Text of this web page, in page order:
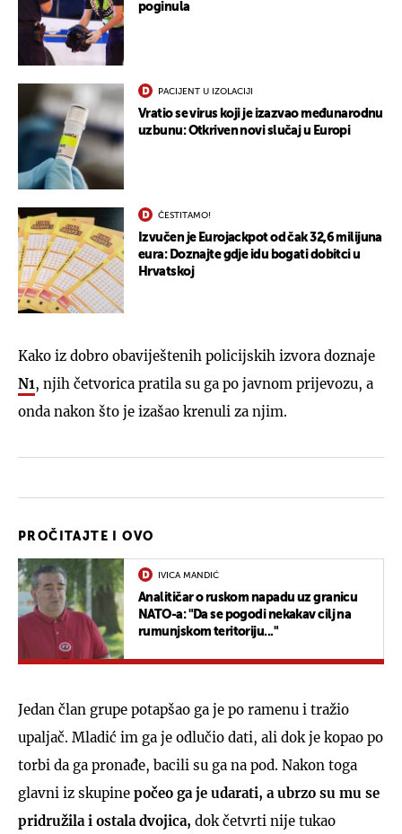
poginula
PACIJENT U IZOLACIJI
Vratio se virus koji je izazvao međunarodnu
uzbunu: Otkriven novi slučaj u Europi
ČESTITAMO!
Izvučen je Eurojackpot od čak 32,6 milijuna
eura: Doznajte gdje idu bogati dobitci u
Hrvatskoj
Kako iz dobro obaviještenih policijskih izvora doznaje
N1, njih četvorica pratila su ga po javnom prijevozu, a
onda nakon što je izašao krenuli za njim.
PROČITAJTE I OVO
IVICA MANDIĆ
Analitičar o ruskom napadu uz granicu
NATO-a: "Da se pogodi nekakav cilj na
rumunjskom teritoriju..."
Jedan član grupe potapšao ga je po ramenu i tražio
upaljač. Mladić im ga je odlučio dati, ali dok je kopao po
torbi da ga pronađe, bacili su ga na pod. Nakon toga
glavni iz skupine počeo ga je udarati, a ubrzo su mu se
pridružila i ostala dvojica, dok četvrti nije tukao